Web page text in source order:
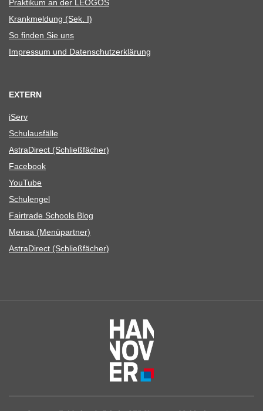
Prak­ti­kum an der LEOGOS
Krank­mel­dung (Sek. I)
So fin­den Sie uns
Impres­sum und Datenschutzerklärung
EXTERN
iServ
Schul­aus­fälle
Astra­Di­rect (Schließ­fä­cher)
Face­book
You­Tube
Schul­en­gel
Fair­trade Schools Blog
Mensa (Menü­part­ner)
Astra­Di­rect (Schließ­fä­cher)